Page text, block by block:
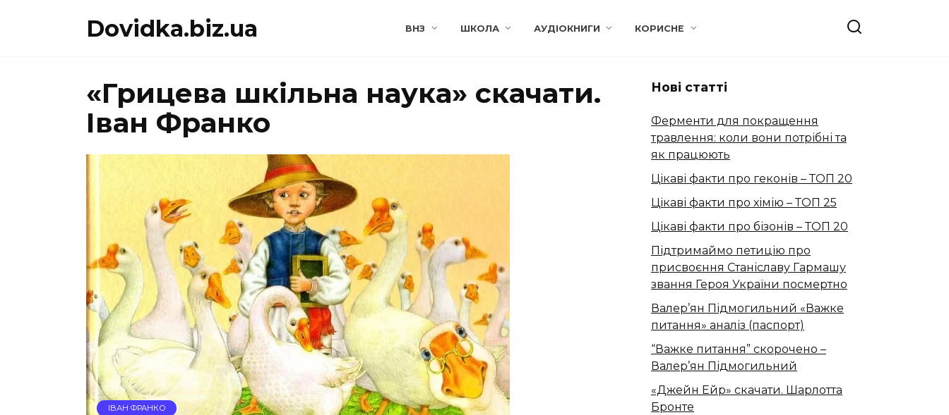
Dovidka.biz.ua ВНЗ ШКОЛА АУДІОКНИГИ КОРИСНЕ
«Грицева шкільна наука» скачати.
Іван Франко
ІВАН ФРАНКО
Нові статті
Ферменти для покращення
травлення: коли вони потрібні та
як працюють
Цікаві факти про геконів – ТОП 20
Цікаві факти про хімію – ТОП 25
Цікаві факти про бізонів – ТОП 20
Підтримаймо петицію про
присвоєння Станіславу Гармашу
звання Героя України посмертно
Валер’ян Підмогильний «Важке
питання» аналіз (паспорт)
“Важке питання” скорочено –
Валер’ян Підмогильний
«Джейн Ейр» скачати. Шарлотта
Бронте